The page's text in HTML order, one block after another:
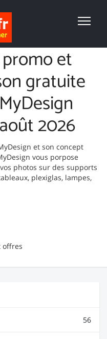
et
gratuite
2026
et son concept
vous porpose
photos sur des supports
plexiglas, lampes,
offres
56